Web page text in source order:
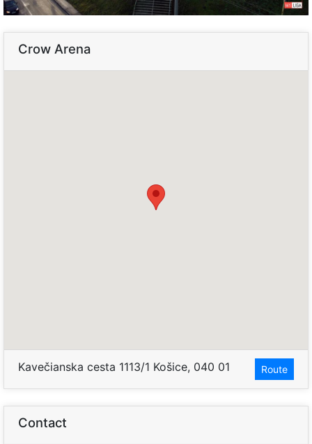
Crow Arena
Kavečianska cesta 1113/1 Košice, 040 01 Route
Contact